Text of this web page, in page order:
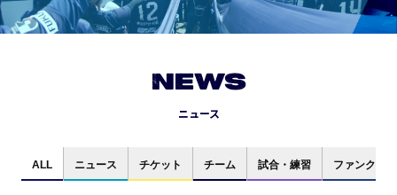
NEWS
ニュース
ALL ニュース チケット チーム 試合・練習 ファンクラブ